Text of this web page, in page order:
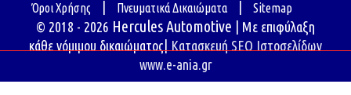
Όροι Χρήσης Πνευματικά Δικαιώματα Sitemap
© 2018 - 2026 Hercules Automotive | Με επιφύλαξη
κάθε νόμιμου δικαιώματος| Κατασκευή SEO Ιστοσελίδων
www.e-ania.gr